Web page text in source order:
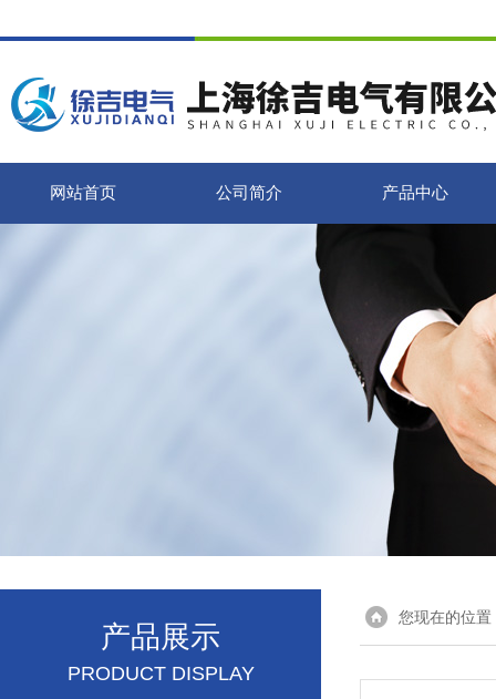
网站首页 公司简介 产品中心
产品展示
PRODUCT DISPLAY
您现在的位置